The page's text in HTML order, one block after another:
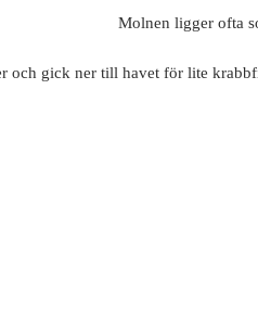
Molnen ligger ofta
och gick ner till havet för lite